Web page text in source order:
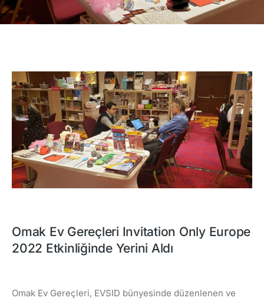
Omak Ev Gereçleri Invitation Only Europe
2022 Etkinliğinde Yerini Aldı
Omak Ev Gereçleri, EVSID bünyesinde düzenlenen ve